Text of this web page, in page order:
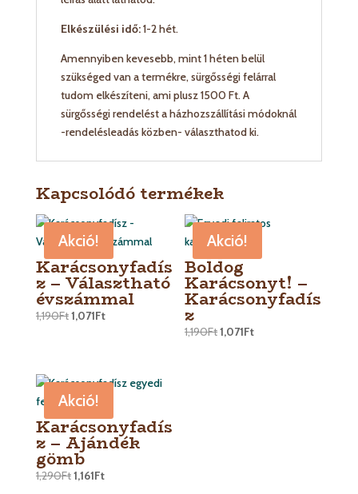
Elkészülési idő:1-2 hét.
Amennyiben kevesebb, mint 1 héten belül
szükséged van a termékre, sürgősségi felárral
tudom elkészíteni, ami plusz 1500 Ft. A
sürgősségi rendelést a házhozszállítási módoknál
-rendelésleadás közben- választhatod ki.
Kapcsolódó termékek
Akció!
Karácsonyfadís
z – Választható
évszámmal
1,190Ft1,071Ft
Akció!
Boldog
Karácsonyt! –
Karácsonyfadís
z
1,190Ft1,071Ft
Akció!
Karácsonyfadís
z – Ajándék
gömb
1,290Ft1,161Ft